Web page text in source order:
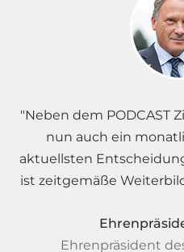
"Neben dem PODCAST
nun auch ein
aktuellsten
ist zeitgemäße
Ehrenpräsident